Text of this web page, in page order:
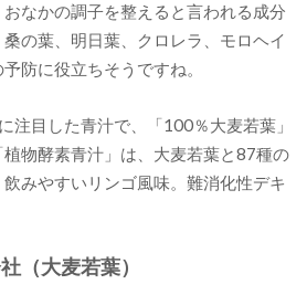
なかの調子を整えると言われる成分
の葉、明日葉、クロレラ、モロヘイ
防に役立ちそうですね。
注目した青汁で、「100％大麦若葉」
物酵素青汁」は、大麦若葉と87種の
みやすいリンゴ風味。難消化性デキ
（大麦若葉）